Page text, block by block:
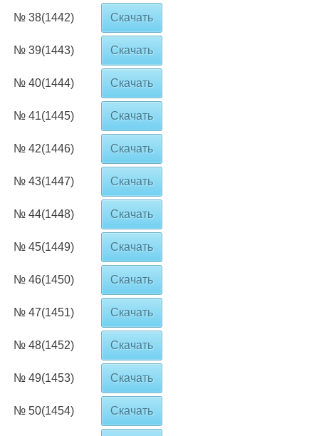
№ 38(1442) Скачать
№ 39(1443) Скачать
№ 40(1444) Скачать
№ 41(1445) Скачать
№ 42(1446) Скачать
№ 43(1447) Скачать
№ 44(1448) Скачать
№ 45(1449) Скачать
№ 46(1450) Скачать
№ 47(1451) Скачать
№ 48(1452) Скачать
№ 49(1453) Скачать
№ 50(1454) Скачать